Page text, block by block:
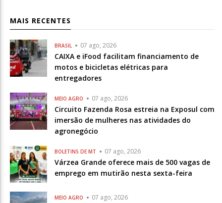
MAIS RECENTES
BRASIL 07 ago, 2026
CAIXA e iFood facilitam financiamento de
motos e bicicletas elétricas para
entregadores
MEIO AGRO 07 ago, 2026
Circuito Fazenda Rosa estreia na Exposul com
imersão de mulheres nas atividades do
agronegócio
BOLETINS DE MT 07 ago, 2026
Várzea Grande oferece mais de 500 vagas de
emprego em mutirão nesta sexta-feira
MEIO AGRO 07 ago, 2026